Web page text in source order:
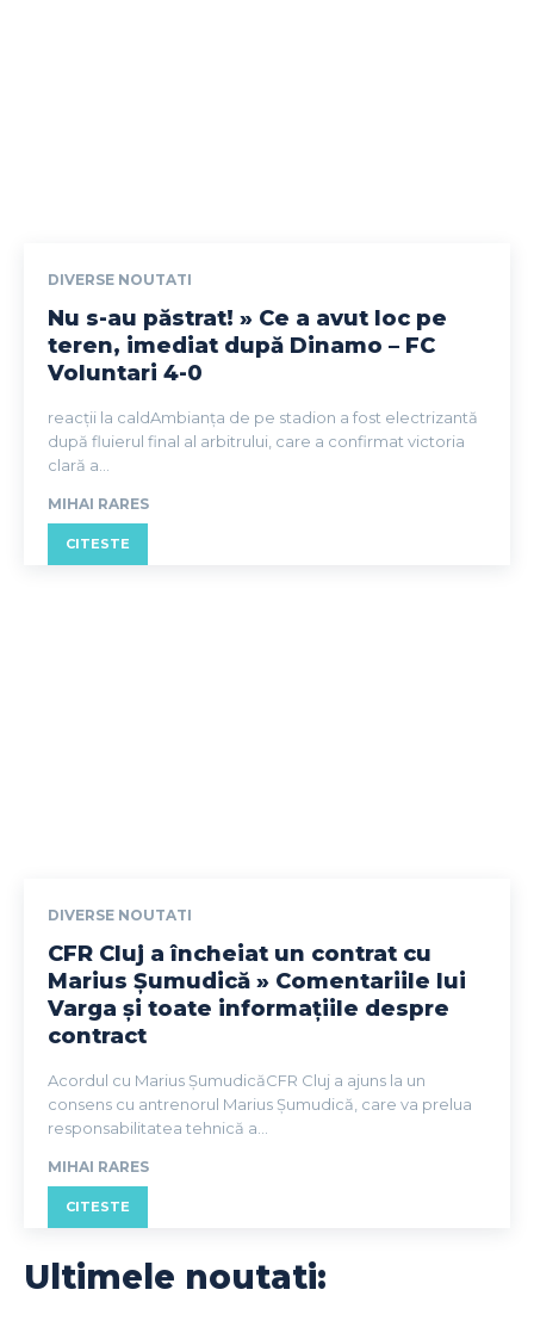
DIVERSE NOUTATI
Nu s-au păstrat! » Ce a avut loc pe
teren, imediat după Dinamo – FC
Voluntari 4-0
reacții la caldAmbianța de pe stadion a fost electrizantă
după fluierul final al arbitrului, care a confirmat victoria
clară a...
MIHAI RARES
CITESTE
DIVERSE NOUTATI
CFR Cluj a încheiat un contrat cu
Marius Șumudică » Comentariile lui
Varga și toate informațiile despre
contract
Acordul cu Marius ȘumudicăCFR Cluj a ajuns la un
consens cu antrenorul Marius Șumudică, care va prelua
responsabilitatea tehnică a...
MIHAI RARES
CITESTE
Ultimele noutati: